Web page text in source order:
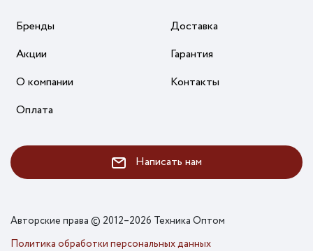
Бренды
Акции
О компании
Оплата
Доставка
Гарантия
Контакты
Написать нам
Авторские права © 2012–2026 Техника Оптом
Политика обработки персональных данных